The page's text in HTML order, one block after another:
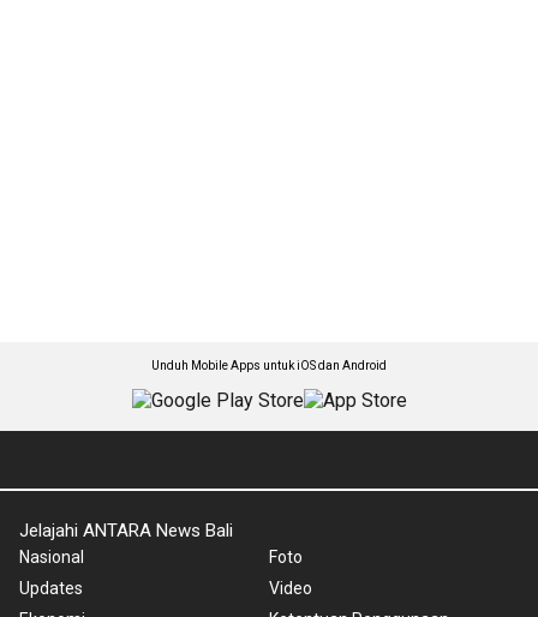
Unduh Mobile Apps untuk iOS dan Android
Jelajahi ANTARA News Bali
Nasional
Updates
Foto
Video